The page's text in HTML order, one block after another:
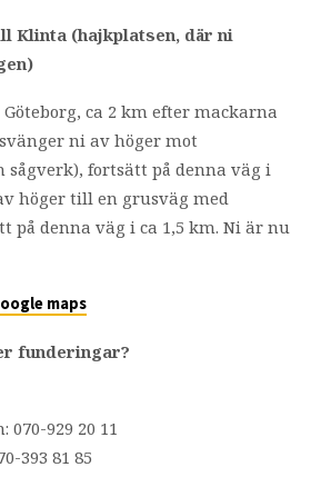
Klinta (hajkplatsen, där ni
ca 2 km efter mackarna
ni av höger mot
sågverk), fortsätt på denna väg i
höger till en grusväg med
på denna väg i ca 1,5 km. Ni är nu
maps
funderingar?
070-929 20 11
393 81 85